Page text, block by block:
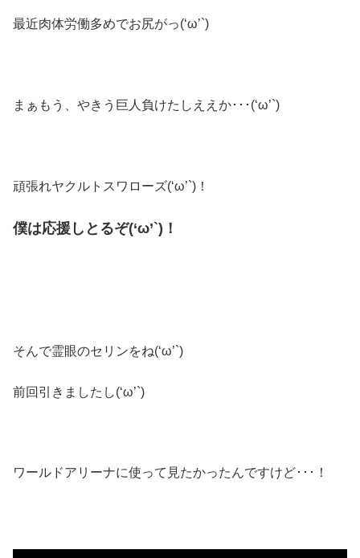
最近肉体労働多めでお尻がっ(‘ω’`)
まぁもう、やきう巨人負けたしええか･･･(‘ω’`)
頑張れヤクルトスワローズ(‘ω’`)！
僕は応援しとるぞ(‘ω’`)！
そんで霊眼のセリンをね(‘ω’`)
前回引きましたし(‘ω’`)
ワールドアリーナに使って見たかったんですけど･･･！